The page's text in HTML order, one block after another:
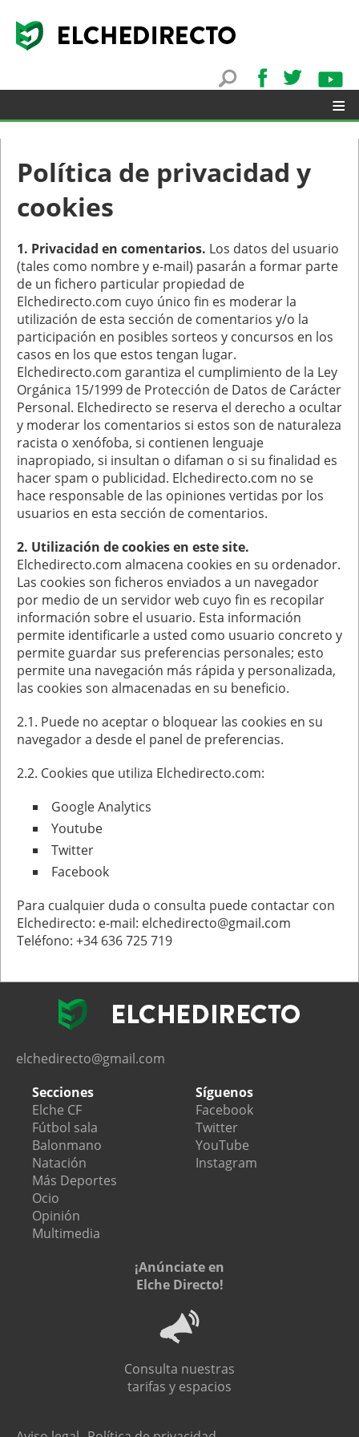
≡
▼
Política de privacidad y
cookies
1. Privacidad en comentarios. Los datos del usuario
(tales como nombre y e-mail) pasarán a formar parte
de un fichero particular propiedad de
Elchedirecto.com cuyo único fin es moderar la
utilización de esta sección de comentarios y/o la
participación en posibles sorteos y concursos en los
casos en los que estos tengan lugar.
Elchedirecto.com garantiza el cumplimiento de la Ley
Orgánica 15/1999 de Protección de Datos de Carácter
Personal. Elchedirecto se reserva el derecho a ocultar
y moderar los comentarios si estos son de naturaleza
racista o xenófoba, si contienen lenguaje
inapropiado, si insultan o difaman o si su finalidad es
hacer spam o publicidad. Elchedirecto.com no se
hace responsable de las opiniones vertidas por los
usuarios en esta sección de comentarios.
2. Utilización de cookies en este site.
Elchedirecto.com almacena cookies en su ordenador.
Las cookies son ficheros enviados a un navegador
por medio de un servidor web cuyo fin es recopilar
información sobre el usuario. Esta información
permite identificarle a usted como usuario concreto y
permite guardar sus preferencias personales; esto
permite una navegación más rápida y personalizada,
las cookies son almacenadas en su beneficio.
2.1. Puede no aceptar o bloquear las cookies en su
navegador a desde el panel de preferencias.
2.2. Cookies que utiliza Elchedirecto.com:
Google Analytics
Youtube
Twitter
Facebook
Para cualquier duda o consulta puede contactar con
Elchedirecto: e-mail: elchedirecto@gmail.com
Teléfono: +34 636 725 719
elchedirecto@gmail.com
Secciones
Elche CF
Fútbol sala
Balonmano
Natación
Más Deportes
Ocio
Opinión
Multimedia
Síguenos
Facebook
Twitter
YouTube
Instagram
¡Anúnciate en
Elche Directo!
Consulta nuestras
tarifas y espacios